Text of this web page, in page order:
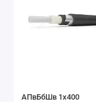
АПвБбШв 1х400